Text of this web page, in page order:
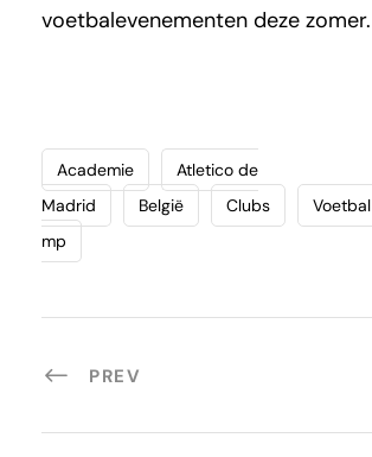
voetbalevenementen deze zomer.
Academie
Atletico de
Madrid
België Clubs Voetbal
mp
PREV